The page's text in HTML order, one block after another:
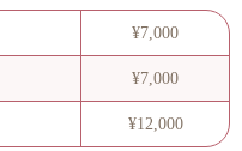
¥7,000
¥7,000
¥12,000